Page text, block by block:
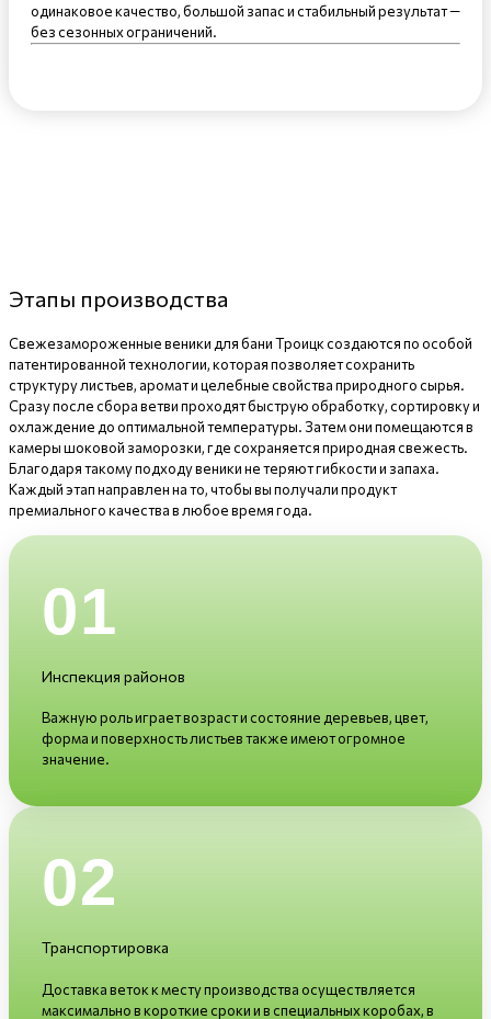
одинаковое качество, большой запас и стабильный результат —
без сезонных ограничений.
Этапы производства
Свежезамороженные веники для бани Троицк создаются по особой
патентированной технологии, которая позволяет сохранить
структуру листьев, аромат и целебные свойства природного сырья.
Сразу после сбора ветви проходят быструю обработку, сортировку и
охлаждение до оптимальной температуры. Затем они помещаются в
камеры шоковой заморозки, где сохраняется природная свежесть.
Благодаря такому подходу веники не теряют гибкости и запаха.
Каждый этап направлен на то, чтобы вы получали продукт
премиального качества в любое время года.
01
Инспекция районов
Важную роль играет возраст и состояние деревьев, цвет,
форма и поверхность листьев также имеют огромное
значение.
02
Транспортировка
Доставка веток к месту производства осуществляется
максимально в короткие сроки и в специальных коробах, в